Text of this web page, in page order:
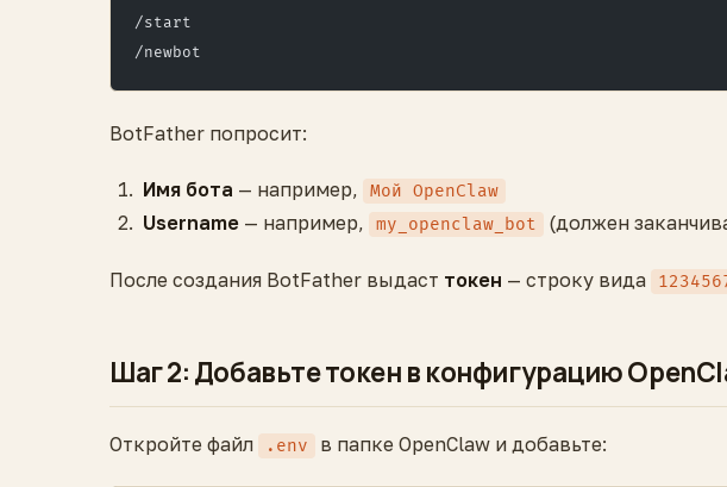
/start
/newbot
BotFather попросит:
Имя бота — например, Мой OpenClaw
Username — например, my_openclaw_bot (должен
После создания BotFather выдаст токен — строку вида
Шаг 2: Добавьте токен в конфигурацию
Откройте файл .env в папке OpenClaw и добавьте: